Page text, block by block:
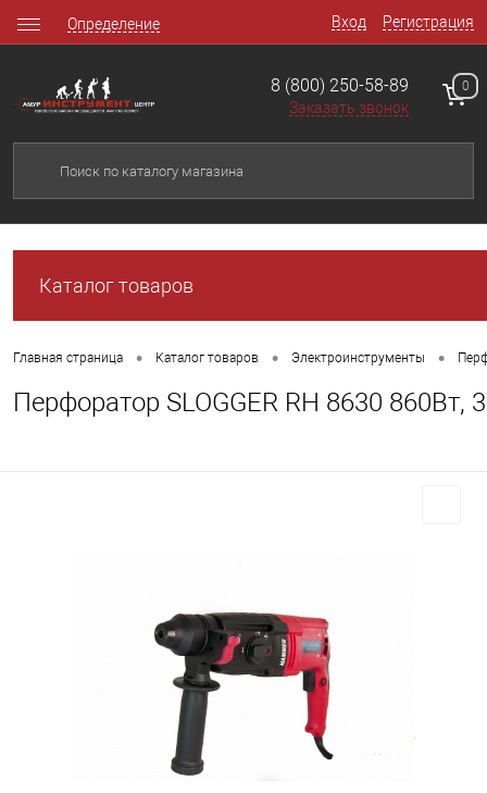
Вход Регистрация
Определение
8 (800) 250-58-89
Заказать звонок
0
Каталог товаров
Главная страница • Каталог товаров • Электроинструменты •
Перфоратор SLOGGER RH 8630